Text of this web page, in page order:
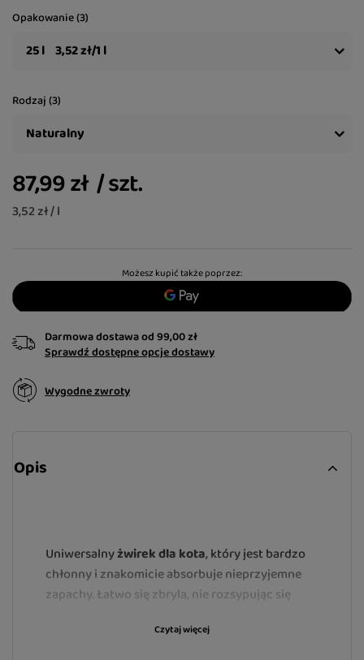
Opakowanie (3)
25 l 3,52 zł/1 l
Rodzaj (3)
Naturalny
87,99 zł /szt.
3,52 zł / l
Możesz kupić także poprzez:
Darmowa dostawaod99,00 zł
Sprawdź dostępne opcje dostawy
Wygodne zwroty
Opis
Uniwersalnyżwirek dla kota, który jest bardzo
chłonny i znakomicie absorbuje nieprzyjemne
zapachy. Łatwo się zbryla, nie rozsypując się
kotów i innych zwierząt domowych.
Czytaj więcej